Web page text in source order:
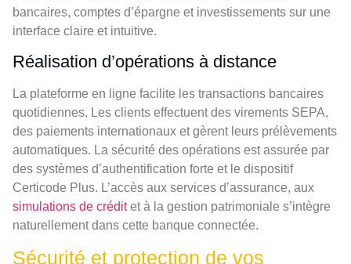
bancaires, comptes d’épargne et investissements sur une
interface claire et intuitive.
Réalisation d’opérations à distance
La plateforme en ligne facilite les transactions bancaires
quotidiennes. Les clients effectuent des virements SEPA,
des paiements internationaux et gèrent leurs prélèvements
automatiques. La sécurité des opérations est assurée par
des systèmes d’authentification forte et le dispositif
Certicode Plus. L’accès aux services d’assurance, aux
simulations de créditet à la gestion patrimoniale s’intègre
naturellement dans cette banque connectée.
Sécurité et protection de vos